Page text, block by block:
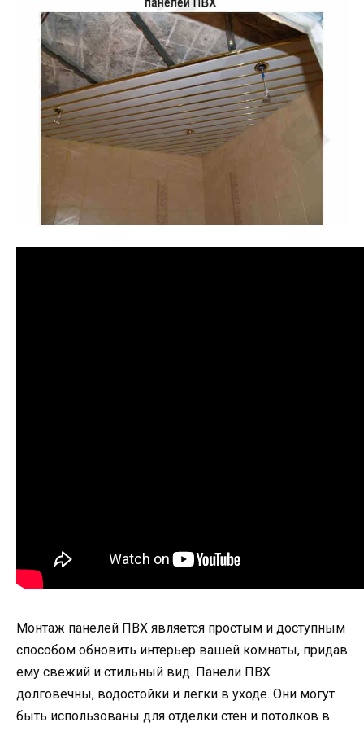
Монтаж панелей ПВХ является простым и доступным
способом обновить интерьер вашей комнаты, придав
ему свежий и стильный вид. Панели ПВХ
долговечны, водостойки и легки в уходе. Они могут
быть использованы для отделки стен и потолков в